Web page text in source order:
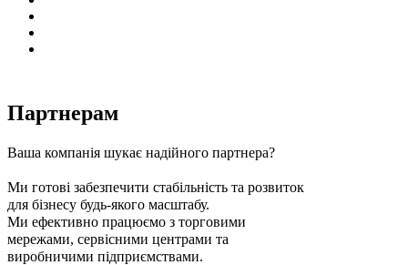
Партнерам
Ваша компанія шукає надійного партнера?
Ми готові забезпечити стабільність та розвиток
для бізнесу будь-якого масштабу.
Ми ефективно працюємо з торговими
мережами, сервісними центрами та
виробничими підприємствами.